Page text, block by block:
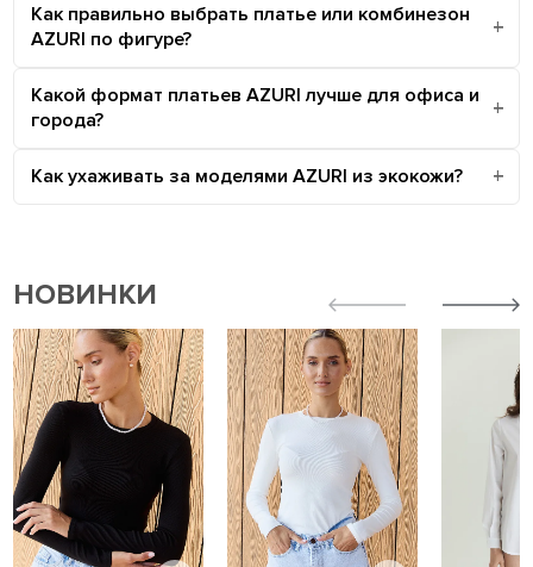
Как правильно выбрать платье или комбинезон
AZURI по фигуре?
Какой формат платьев AZURI лучше для офиса и
города?
Как ухаживать за моделями AZURI из экокожи?
НОВИНКИ